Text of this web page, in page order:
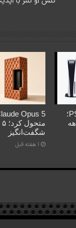
فروش PS5 عقب‌تر از PS4؛
شگفت‌انگیز
1 هفته قبل